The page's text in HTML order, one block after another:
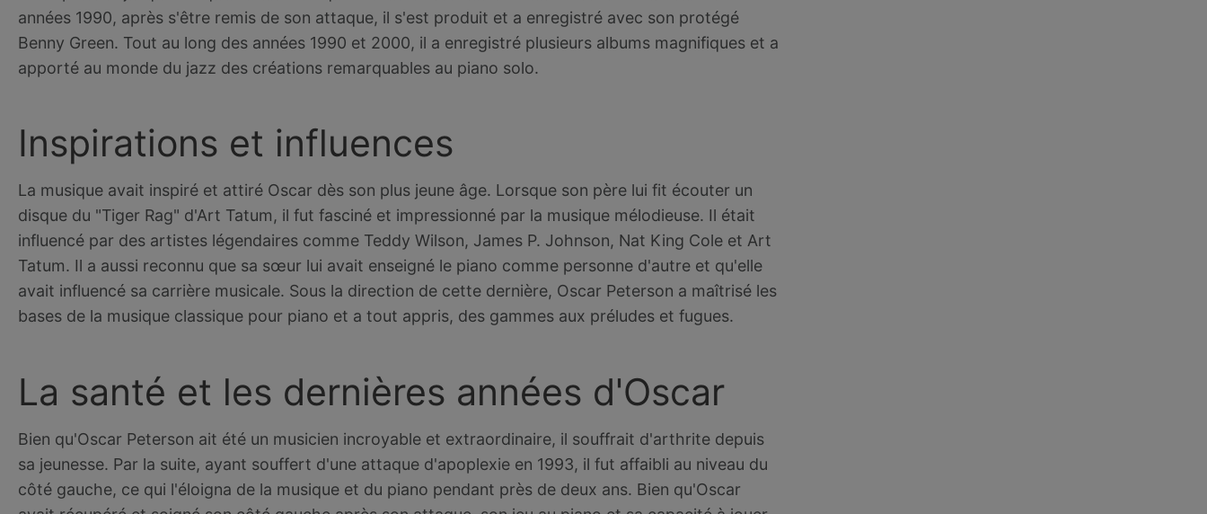
années 1990, après s'être remis de son attaque, il s'est produit et a enregistré avec son protégé
Benny Green. Tout au long des années 1990 et 2000, il a enregistré plusieurs albums magnifiques et a
apporté au monde du jazz des créations remarquables au piano solo.
Inspirations et influences
La musique avait inspiré et attiré Oscar dès son plus jeune âge. Lorsque son père lui fit écouter un
disque du "Tiger Rag" d'Art Tatum, il fut fasciné et impressionné par la musique mélodieuse. Il était
influencé par des artistes légendaires comme Teddy Wilson, James P. Johnson, Nat King Cole et Art
Tatum. Il a aussi reconnu que sa sœur lui avait enseigné le piano comme personne d'autre et qu'elle
avait influencé sa carrière musicale. Sous la direction de cette dernière, Oscar Peterson a maîtrisé les
bases de la musique classique pour piano et a tout appris, des gammes aux préludes et fugues.
La santé et les dernières années d'Oscar
Bien qu'Oscar Peterson ait été un musicien incroyable et extraordinaire, il souffrait d'arthrite depuis
sa jeunesse. Par la suite, ayant souffert d'une attaque d'apoplexie en 1993, il fut affaibli au niveau du
côté gauche, ce qui l'éloigna de la musique et du piano pendant près de deux ans. Bien qu'Oscar